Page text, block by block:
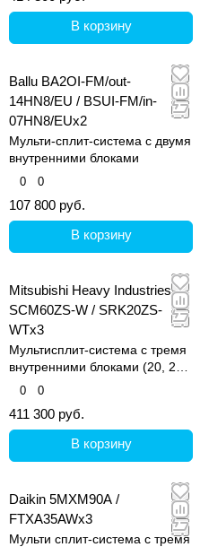
В корзину
Ballu BA2OI-FM/out-
14HN8/EU / BSUI-FM/in-
07HN8/EUx2
Мульти-сплит-система с двумя
внутренними блоками
0 0
107 800 руб.
В корзину
Mitsubishi Heavy Industries
SCM60ZS-W / SRK20ZS-
WTx3
Мультисплит-система с тремя
внутренними блоками (20, 20
и 20 кв.м)
0 0
411 300 руб.
В корзину
Daikin 5MXM90A /
FTXA35AWx3
Мульти сплит-система с тремя